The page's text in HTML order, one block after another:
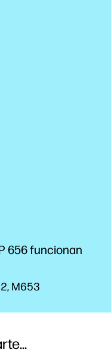
656 funcionan
M653